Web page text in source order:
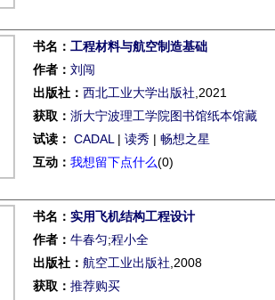
书名： 工程材料与航空制造基础
作者： 刘闯
出版社： 西北工业大学出版社 ,2021
获取： 浙大宁波理工学院图书馆纸本馆藏
试读： CADAL | 读秀 | 畅想之星
互动： 我想留下点什么(0)
书名： 实用飞机结构工程设计
作者： 牛春匀;程小全
出版社： 航空工业出版社 ,2008
获取： 推荐购买